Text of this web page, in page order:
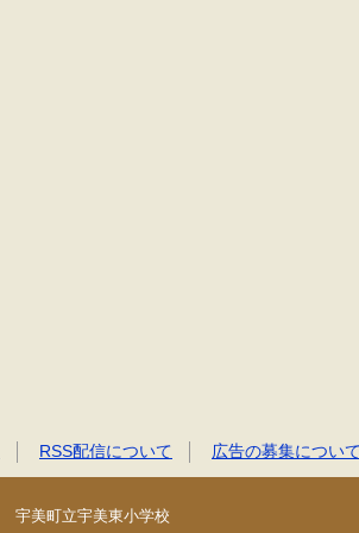
RSS配信について 広告の募集につい
宇美町立宇美東小学校